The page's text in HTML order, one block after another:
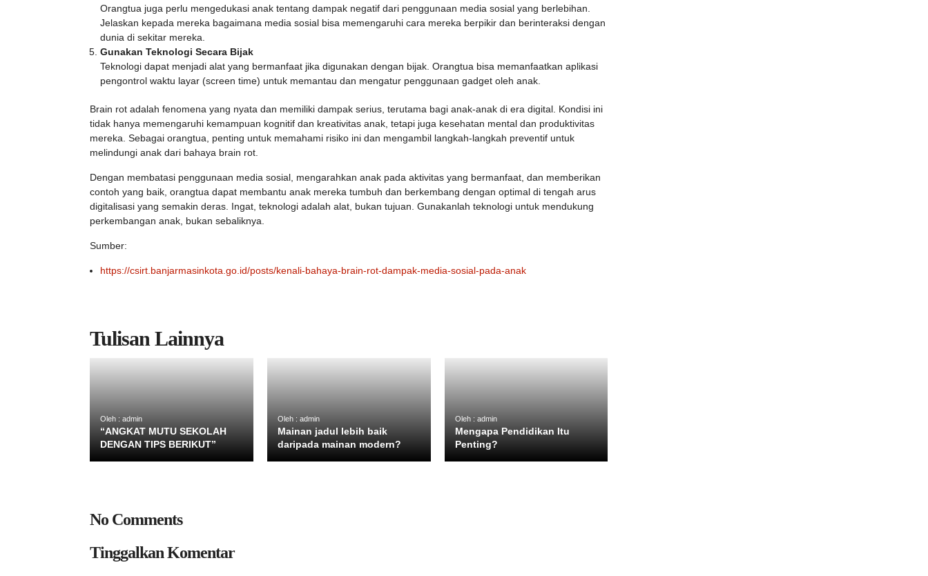
Orangtua juga perlu mengedukasi anak tentang dampak negatif dari penggunaan media sosial yang berlebihan.
Jelaskan kepada mereka bagaimana media sosial bisa memengaruhi cara mereka berpikir dan berinteraksi dengan
dunia di sekitar mereka.
Gunakan Teknologi Secara Bijak
Teknologi dapat menjadi alat yang bermanfaat jika digunakan dengan bijak. Orangtua bisa memanfaatkan aplikasi
pengontrol waktu layar (screen time) untuk memantau dan mengatur penggunaan gadget oleh anak.
Brain rot adalah fenomena yang nyata dan memiliki dampak serius, terutama bagi anak-anak di era digital. Kondisi ini
tidak hanya memengaruhi kemampuan kognitif dan kreativitas anak, tetapi juga kesehatan mental dan produktivitas
mereka. Sebagai orangtua, penting untuk memahami risiko ini dan mengambil langkah-langkah preventif untuk
melindungi anak dari bahaya brain rot.
Dengan membatasi penggunaan media sosial, mengarahkan anak pada aktivitas yang bermanfaat, dan memberikan
contoh yang baik, orangtua dapat membantu anak mereka tumbuh dan berkembang dengan optimal di tengah arus
digitalisasi yang semakin deras. Ingat, teknologi adalah alat, bukan tujuan. Gunakanlah teknologi untuk mendukung
perkembangan anak, bukan sebaliknya.
Sumber:
https://csirt.banjarmasinkota.go.id/posts/kenali-bahaya-brain-rot-dampak-media-sosial-pada-anak
Tulisan Lainnya
Oleh : admin
“ANGKAT MUTU SEKOLAH
DENGAN TIPS BERIKUT”
Oleh : admin
Mainan jadul lebih baik
daripada mainan modern?
Oleh : admin
Mengapa Pendidikan Itu
Penting?
No Comments
Tinggalkan Komentar